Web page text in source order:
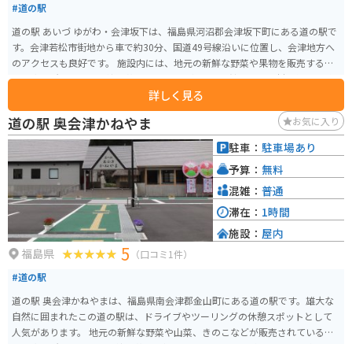
#道の駅
道の駅 あいづ ゆがわ・会津坂下は、福島県河沼郡会津坂下町にある道の駅で
す。会津若松市街地から車で約30分、国道49号線沿いに位置し、会津地方へ
のアクセスも良好です。 施設内には、地元の新鮮な野菜や果物を販売する農
産物直売所、会津の伝統工芸品やお土産を扱う物産館、地元食材を使った料
理を提供するレストランなどがあります。特に、会津坂下町産のそば粉を使
った手打ち蕎麦は人気メニューです。 バイクで訪れる際は、駐車場も広々と
しており、休憩スペースもあるのでおすすめです。周辺には、戊辰戦争の激
戦地として知られる「会津藩校日新館」や、美しい景観が楽しめる「塔のへ
つり」などの観光スポットがあります。会津の歴史を感じながら、自然豊か
な景色を楽しむツーリングにも最適です。
詳しく見る
道の駅 奥会津かねやま お気に入り
福島県 5 （口コミ1件）
#道の駅
道の駅 奥会津かねやまは、福島県南会津郡金山町にある道の駅です。雄大な
自然に囲まれたこの道の駅は、ドライブやツーリングの休憩スポットとして
人気があります。 地元の新鮮な野菜や山菜、きのこなどが販売されている農
駐車： 駐車場あり
予算： 無料
混雑： 普通
滞在： 1時間
施設： 屋内